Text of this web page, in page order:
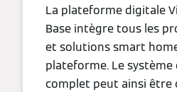
La plateforme digitale
Base intègre tous les
et solutions smart
plateforme. Le
complet peut ainsi être